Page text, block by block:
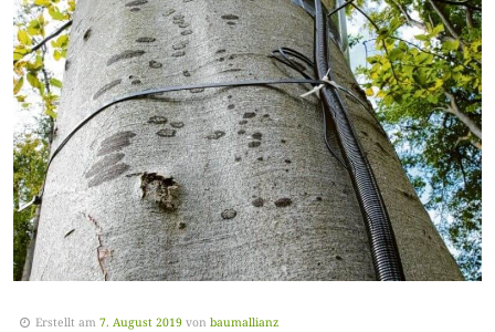
Erstellt am 7. August 2019 von baumallianz